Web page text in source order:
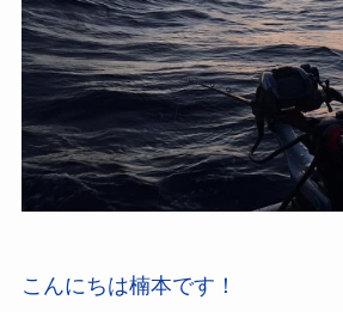
こんにちは楠本です！